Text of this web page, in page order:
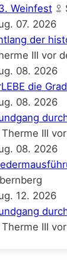
Weinfest
07. 2026
der
III vor
08. 2026
die
08. 2026
Therme III
08. 2026
12. 2026
Therme III